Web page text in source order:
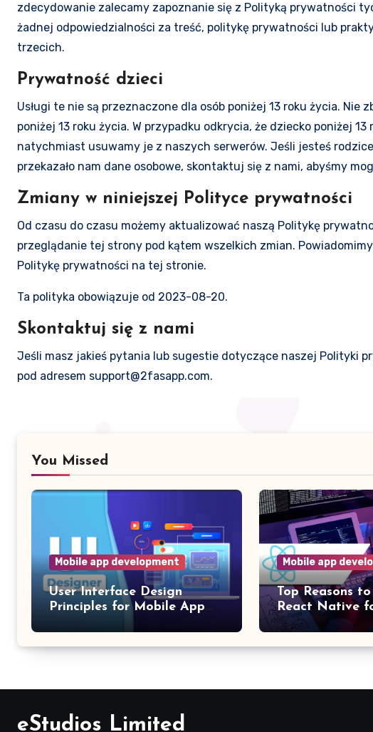
zdecydowanie zalecamy zapoznanie się z Polityką prywatności
żadnej odpowiedzialności za treść, politykę prywatności lub
trzecich.
Prywatność dzieci
Usługi te nie są przeznaczone dla osób poniżej 13 roku życia.
poniżej 13 roku życia. W przypadku odkrycia, że dziecko poniżej 13
natychmiast usuwamy je z naszych serwerów. Jeśli jesteś
przekazało nam dane osobowe, skontaktuj się z nami, abyśmy
Zmiany w niniejszej Polityce prywatności
Od czasu do czasu możemy aktualizować naszą Politykę
przeglądanie tej strony pod kątem wszelkich zmian.
Politykę prywatności na tej stronie.
Ta polityka obowiązuje od 2023-08-20.
Skontaktuj się z nami
Jeśli masz jakieś pytania lub sugestie dotyczące naszej Polityki
pod adresem support@2fasapp.com.
You Missed
Mobile app development
User Interface Design
Principles for Mobile App
Mobile app
Top Reasons
React Native
App
eStudios Limited